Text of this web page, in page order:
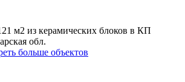
м2 из керамических блоков в КП
обл.
больше объектов